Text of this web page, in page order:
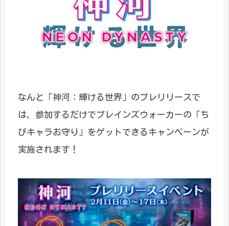
なんと「神河：輝ける世界」のプレリリースで
は、参加するだけでプレインズウォーカーの「ち
びキャラお守り」をゲットできるキャンペーンが
実施されます！